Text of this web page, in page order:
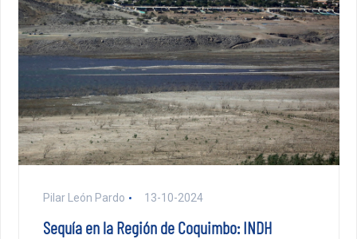
Pilar León Pardo 13-10-2024
Sequía en la Región de Coquimbo: INDH